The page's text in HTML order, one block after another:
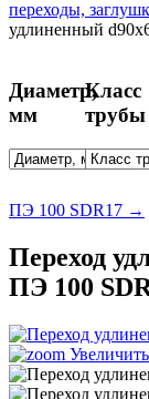
переходы,
удлиненный
Диаметр,
мм
Класс
трубы
ПЭ 100 SDR17 →
Переход
ПЭ 100